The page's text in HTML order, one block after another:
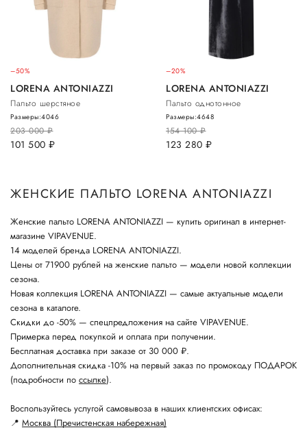
–50%
LORENA ANTONIAZZI
Пальто шерстяное
203 000руб.
101 500 руб.
Размеры:4046
–20%
LORENA ANTONIAZZI
Пальто однотонное
154 100руб.
123 280 руб.
Размеры:4648
ЖЕНСКИЕ ПАЛЬТО LORENA ANTONIAZZI
Женские пальто LORENA ANTONIAZZI — купить оригинал в интернет-
магазине VIPAVENUE.
14 моделей бренда LORENA ANTONIAZZI.
Цены от 71900 рублей на женские пальто — модели новой коллекции
сезона.
Новая коллекция LORENA ANTONIAZZI — самые актуальные модели
сезона в каталоге.
Скидки до -50% — спецпредложения на сайте VIPAVENUE.
Примерка перед покупкой и оплата при получении.
Бесплатная доставка при заказе от 30 000 ₽.
Дополнительная скидка -10% на первый заказ по промокоду ПОДАРОК
(подробности по ссылке).
Воспользуйтесь услугой самовывоза в наших клиентских офисах:
📍 Москва (Пречистенская набережная)